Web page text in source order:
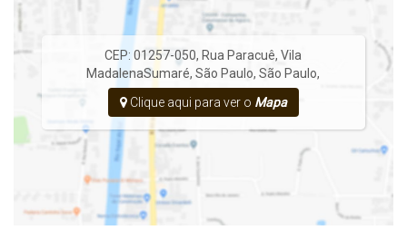
CEP: 01257-050, Rua Paracuê,Vila
MadalenaSumaré,São Paulo,São Paulo,
Clique aqui para ver o Mapa